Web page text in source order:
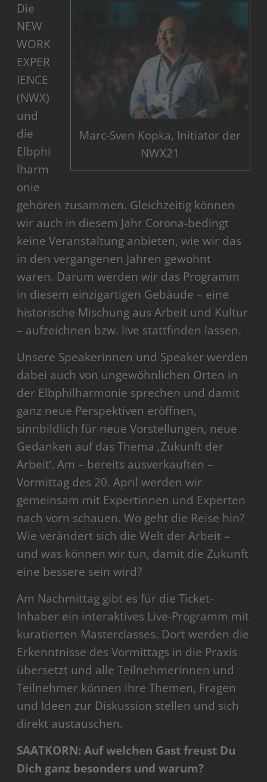
Marc-Sven Kopka, Initiator der
NWX21
Die
NEW
WORK
EXPER
IENCE
(NWX)
und
die
Elbphi
lharm
onie
gehören zusammen. Gleichzeitig können
wir auch in diesem Jahr Corona-bedingt
keine Veranstaltung anbieten, wie wir das
in den vergangenen Jahren gewohnt
waren. Darum werden wir das Programm
in diesem einzigartigen Gebäude – eine
historische Mischung aus Arbeit und Kultur
– aufzeichnen bzw. live stattfinden lassen.
Unsere Speakerinnen und Speaker werden
dabei auch von ungewöhnlichen Orten in
der Elbphilharmonie sprechen und damit
ganz neue Perspektiven eröffnen,
sinnbildlich für neue Vorstellungen, neue
Gedanken auf das Thema ‚Zukunft der
Arbeit‘. Am – bereits ausverkauften –
Vormittag des 20. April werden wir
gemeinsam mit Expertinnen und Experten
nach vorn schauen. Wo geht die Reise hin?
Wie verändert sich die Welt der Arbeit –
und was können wir tun, damit die Zukunft
eine bessere sein wird?
Am Nachmittag gibt es für die Ticket-
Inhaber ein interaktives Live-Programm mit
kuratierten Masterclasses. Dort werden die
Erkenntnisse des Vormittags in die Praxis
übersetzt und alle Teilnehmerinnen und
Teilnehmer können ihre Themen, Fragen
und Ideen zur Diskussion stellen und sich
direkt austauschen.
SAATKORN: Auf welchen Gast freust Du
Dich ganz besonders und warum?